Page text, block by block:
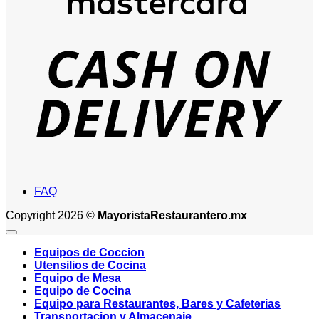
FAQ
Copyright 2026 © MayoristaRestaurantero.mx
Equipos de Coccion
Utensilios de Cocina
Equipo de Mesa
Equipo de Cocina
Equipo para Restaurantes, Bares y Cafeterias
Transportacion y Almacenaje